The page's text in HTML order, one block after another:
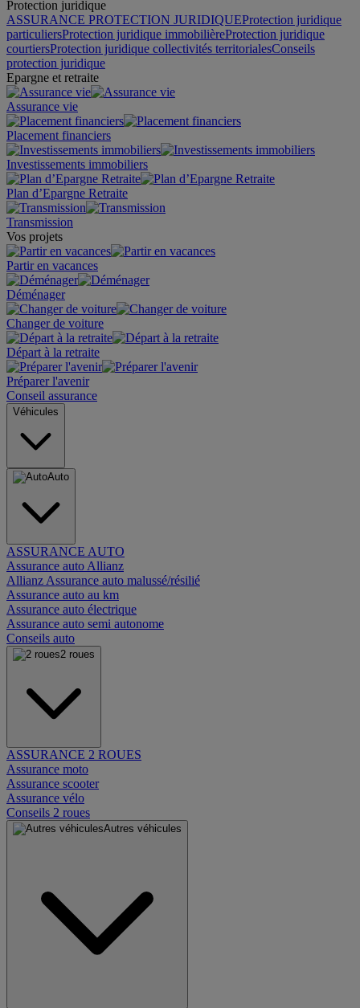
Protection juridique
ASSURANCE PROTECTION JURIDIQUEProtection juridique
particuliersProtection juridique immobilièreProtection juridique
courtiersProtection juridique collectivités territorialesConseils
protection juridique
Epargne et retraite
Assurance vie
Placement financiers
Investissements immobiliers
Plan d’Epargne Retraite
Transmission
Vos projets
Partir en vacances
Déménager
Changer de voiture
Départ à la retraite
Préparer l'avenir
Conseil assurance
Véhicules
Auto
ASSURANCE AUTO
Assurance auto Allianz
Allianz Assurance auto malussé/résilié
Assurance auto au km
Assurance auto électrique
Assurance auto semi autonome
Conseils auto
2 roues
ASSURANCE 2 ROUES
Assurance moto
Assurance scooter
Assurance vélo
Conseils 2 roues
Autres véhicules